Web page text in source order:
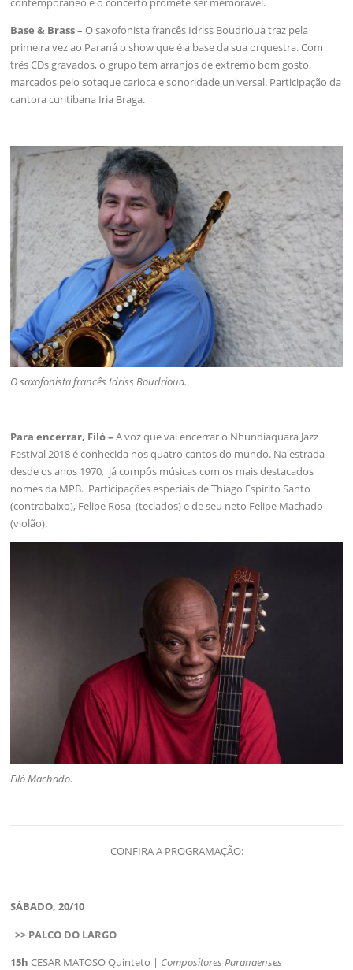
Base & Brass – O saxofonista francês Idriss Boudrioua traz pela
primeira vez ao Paraná o show que é a base da sua orquestra. Com
três CDs gravados, o grupo tem arranjos de extremo bom gosto,
marcados pelo sotaque carioca e sonoridade universal. Participação da
cantora curitibana Iria Braga.
O saxofonista francês Idriss Boudrioua.
Para encerrar, Filó –A voz que vai encerrar o Nhundiaquara Jazz
Festival 2018 é conhecida nos quatro cantos do mundo. Na estrada
desde os anos 1970, já compôs músicas com os mais destacados
nomes da MPB. Participações especiais de Thiago Espírito Santo
(contrabaixo), Felipe Rosa (teclados) e de seu neto Felipe Machado
(violão).
Filó Machado.
CONFIRA A PROGRAMAÇÃO:
SÁBADO, 20/10
>> PALCO DO LARGO
15h CESAR MATOSO Quinteto | Compositores Paranaenses